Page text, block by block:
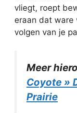
vliegt, roept
eraan dat ware
volgen van je
Meer
Coyote »
Prairie